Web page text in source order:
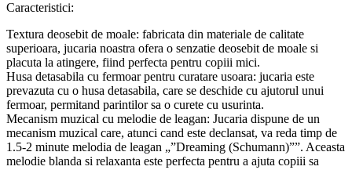
Caracteristici:
Textura deosebit de moale: fabricata din materiale de calitate
superioara, jucaria noastra ofera o senzatie deosebit de moale si
placuta la atingere, fiind perfecta pentru copiii mici.
Husa detasabila cu fermoar pentru curatare usoara: jucaria este
prevazuta cu o husa detasabila, care se deschide cu ajutorul unui
fermoar, permitand parintilor sa o curete cu usurinta.
Mecanism muzical cu melodie de leagan: Jucaria dispune de un
mecanism muzical care, atunci cand este declansat, va reda timp de
1.5-2 minute melodia de leagan „”Dreaming (Schumann)””. Aceasta
melodie blanda si relaxanta este perfecta pentru a ajuta copiii sa